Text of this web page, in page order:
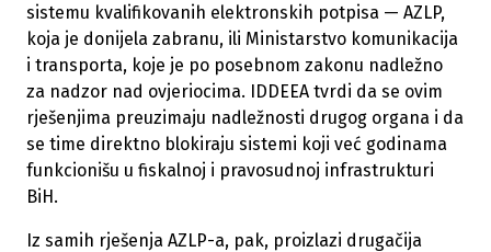
sistemu kvalifikovanih elektronskih potpisa — AZLP,
koja je donijela zabranu, ili Ministarstvo komunikacija
i transporta, koje je po posebnom zakonu nadležno
za nadzor nad ovjeriocima. IDDEEA tvrdi da se ovim
rješenjima preuzimaju nadležnosti drugog organa i da
se time direktno blokiraju sistemi koji već godinama
funkcionišu u fiskalnoj i pravosudnoj infrastrukturi
BiH.
Iz samih rješenja AZLP-a, pak, proizlazi drugačija